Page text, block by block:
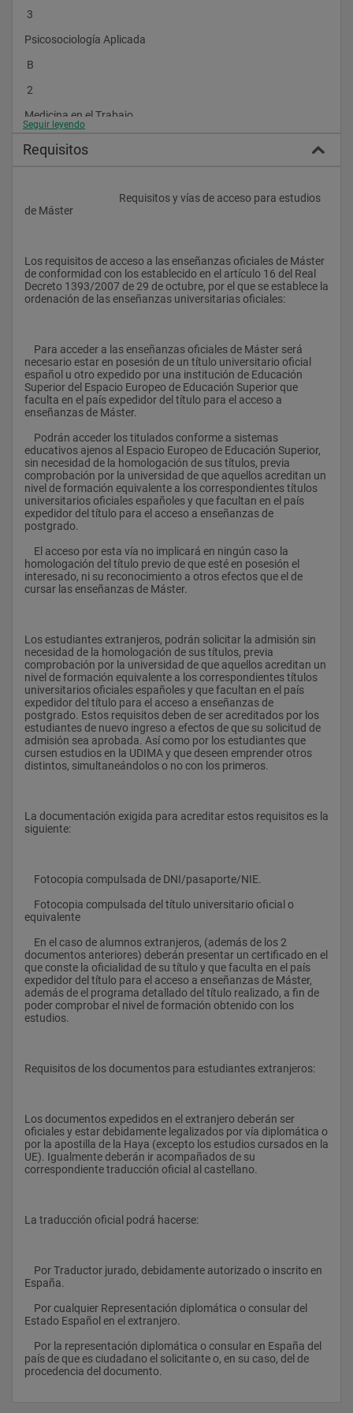
Sistema de enseñanza
El modelo de formación de la UDIMA está basado en la
educación a distancia, haciendo uso intensivo de las
Tecnologías de la Información y de las Comunicaciones (TIC)
3
Psicosociología Aplicada
B
2
Medicina en el Trabajo
Segundo semestre  Normativa sobre Prevención de Riesgos
3
Gestión Integrada de la Prevención: Sistema de Gestión
3
Fundamentos de la Calidad
B
Sistemas de Gestión de la Calidad
B
6
Auditorías de los Sistemas de Calidad
B
3
Tercer semestre  Marco Jurídico y Fundamentos de la
Protección Ambiental
B
6
Sistemas de Gestión Ambiental ISO 14001
B
Auditorías de Gestión Ambiental
B
Técnicas de Gestión Integrada de los Sistemas de Prevención,
Calidad y Medio Ambiente
B
6
Formación y Técnicas de Comunicación, Información y
Negociación
B
Total Créditos  32
1
Informática Aplicada a la Gestión Integrada de la Prevención,
Calidad y Medio Ambiente
1
Especialidad en Higiene Industrial
9
Seguir leyendo
Requisitos
de Máster
Los requisitos de acceso a las enseñanzas oficiales de Máster
de conformidad con los establecido en el artículo 16 del Real
Decreto 1393/2007 de 29 de octubre, por el que se establece la
ordenación de las enseñanzas universitarias oficiales:
necesario estar en posesión de un título universitario oficial
español u otro expedido por una institución de Educación
Superior del Espacio Europeo de Educación Superior que
faculta en el país expedidor del título para el acceso a
enseñanzas de Máster.
educativos ajenos al Espacio Europeo de Educación Superior,
sin necesidad de la homologación de sus títulos, previa
comprobación por la universidad de que aquellos acreditan un
nivel de formación equivalente a los correspondientes títulos
universitarios oficiales españoles y que facultan en el país
expedidor del título para el acceso a enseñanzas de
postgrado.
homologación del título previo de que esté en posesión el
interesado, ni su reconocimiento a otros efectos que el de
cursar las enseñanzas de Máster.
Los estudiantes extranjeros, podrán solicitar la admisión sin
necesidad de la homologación de sus títulos, previa
comprobación por la universidad de que aquellos acreditan un
nivel de formación equivalente a los correspondientes títulos
universitarios oficiales españoles y que facultan en el país
expedidor del título para el acceso a enseñanzas de
postgrado. Estos requisitos deben de ser acreditados por los
estudiantes de nuevo ingreso a efectos de que su solicitud de
admisión sea aprobada. Así como por los estudiantes que
cursen estudios en la UDIMA y que deseen emprender otros
distintos, simultaneándolos o no con los primeros.
La documentación exigida para acreditar estos requisitos es la
siguiente:
    Fotocopia compulsada de DNI/pasaporte/NIE.
equivalente
documentos anteriores) deberán presentar un certificado en el
que conste la oficialidad de su título y que faculta en el país
expedidor del título para el acceso a enseñanzas de Máster,
además de el programa detallado del título realizado, a fin de
poder comprobar el nivel de formación obtenido con los
estudios.
Requisitos de los documentos para estudiantes extranjeros:
Los documentos expedidos en el extranjero deberán ser
oficiales y estar debidamente legalizados por vía diplomática o
por la apostilla de la Haya (excepto los estudios cursados en la
UE). Igualmente deberán ir acompañados de su
correspondiente traducción oficial al castellano.
La traducción oficial podrá hacerse:
España.
Estado Español en el extranjero.
país de que es ciudadano el solicitante o, en su caso, del de
procedencia del documento.